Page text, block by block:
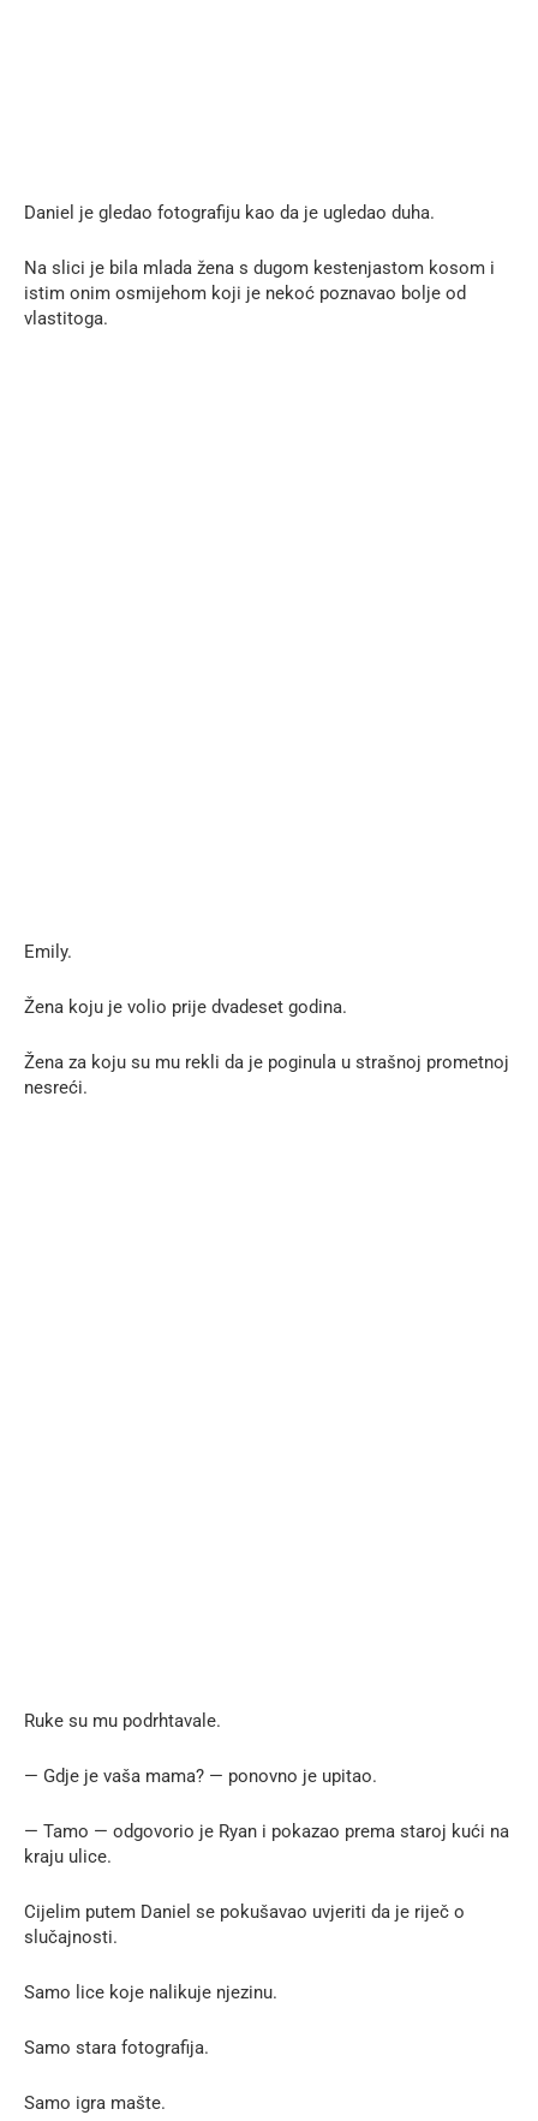
Daniel je gledao fotografiju kao da je ugledao duha.
Na slici je bila mlada žena s dugom kestenjastom kosom i
istim onim osmijehom koji je nekoć poznavao bolje od
vlastitoga.
Emily.
Žena koju je volio prije dvadeset godina.
Žena za koju su mu rekli da je poginula u strašnoj prometnoj
nesreći.
Ruke su mu podrhtavale.
— Gdje je vaša mama? — ponovno je upitao.
— Tamo — odgovorio je Ryan i pokazao prema staroj kući na
kraju ulice.
Cijelim putem Daniel se pokušavao uvjeriti da je riječ o
slučajnosti.
Samo lice koje nalikuje njezinu.
Samo stara fotografija.
Samo igra mašte.